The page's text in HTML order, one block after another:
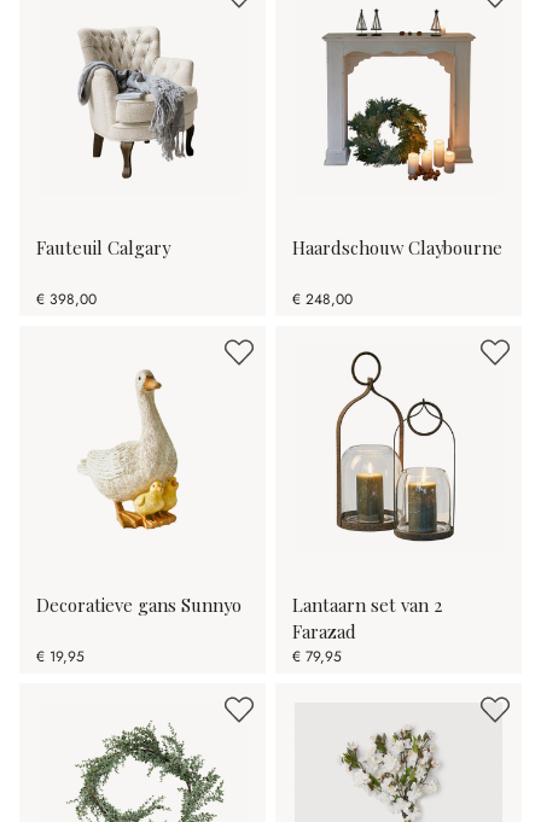
Fauteuil Calgary
€ 398,00
Haardschouw Claybourne
€ 248,00
Decoratieve gans Sunnyo
€ 19,95
Lantaarn set van 2
Farazad
€ 79,95